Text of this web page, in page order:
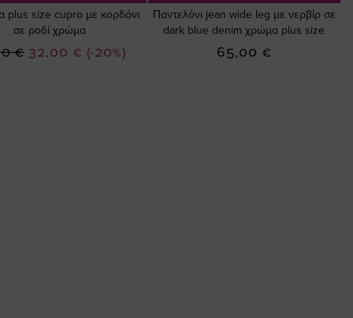
plus size cupro με κορδόνι
σε ροδί χρώμα
(-20%)
Ειδική
32,00 €
€
Παντελόνι jean wide leg με νερβίρ σε
dark blue denim χρώμα plus size
65,00 €